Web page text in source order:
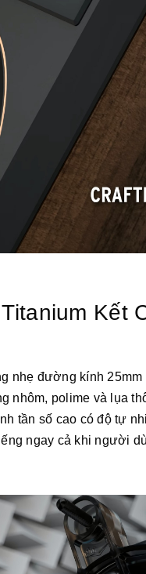
Kết
nhẹ đường kính
nhôm, polime và lụa
tần số cao có độ tự
ngay cả khi người